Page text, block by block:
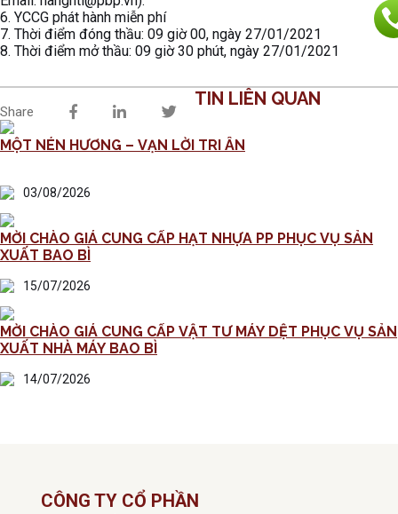
6. YCCG phát hành miễn phí
7. Thời điểm đóng thầu: 09 giờ 00, ngày 27/01/2021
8. Thời điểm mở thầu: 09 giờ 30 phút, ngày 27/01/2021
Share
TIN LIÊN QUAN
MỘT NÉN HƯƠNG – VẠN LỜI TRI ÂN
03/08/2026
MỜI CHÀO GIÁ CUNG CẤP HẠT NHỰA PP PHỤC VỤ SẢN
XUẤT BAO BÌ
15/07/2026
MỜI CHÀO GIÁ CUNG CẤP VẬT TƯ MÁY DỆT PHỤC VỤ SẢN
XUẤT NHÀ MÁY BAO BÌ
14/07/2026
CÔNG TY CỔ PHẦN